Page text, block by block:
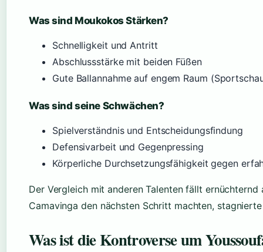
Was sind Moukokos Stärken?
Schnelligkeit und Antritt
Abschlussstärke mit beiden Füßen
Gute Ballannahme auf engem Raum
Was sind seine Schwächen?
Spielverständnis und Entscheidungsfindung
Defensivarbeit und Gegenpressing
Körperliche Durchsetzungsfähigkeit gegen
Der Vergleich mit anderen Talenten fällt
Camavinga den nächsten Schritt machten,
Was ist die Kontroverse um